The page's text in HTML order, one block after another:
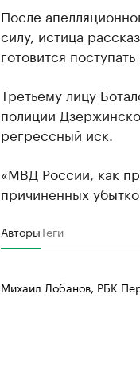
После
силу, истица
готовится поступать
Третьему лицу
полиции
регрессный иск.
«МВД России, как
причиненных
АвторыТеги
Михаил Лобанов, РБК